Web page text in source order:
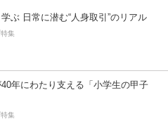
ぶ 日常に潜む“人身取引”のリアル
集
年にわたり支える「小学生の甲子
集